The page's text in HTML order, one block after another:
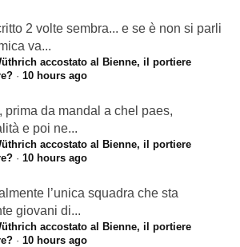
2 volte sembra... e se è non si parli
va...
accostato al Bienne, il portiere
· 10 hours ago
prima da mandal a chel paes,
e poi ne...
accostato al Bienne, il portiere
· 10 hours ago
l’unica squadra che sta
giovani di...
accostato al Bienne, il portiere
· 10 hours ago